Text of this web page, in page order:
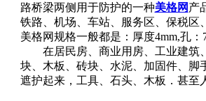
路桥梁两侧用于防护的一种美格网产
铁路、机场、车站、服务区、保税区
美格网规格一般都是：厚度4mm,孔
在居民房、商业用房、工业建筑、
块、木板、砖块、水泥、加固件、脚
遮护起来，工具、石头、木板．甚